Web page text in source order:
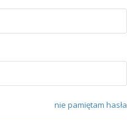
nie pamiętam hasła